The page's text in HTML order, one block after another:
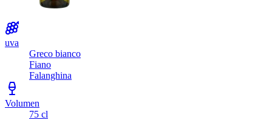
uva
Greco bianco
Fiano
Falanghina
Volumen
75 cl